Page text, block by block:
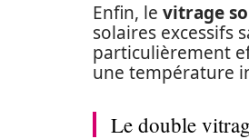
Enfin, le vitrage
solaires excessifs
particulièrement
une température
Le double